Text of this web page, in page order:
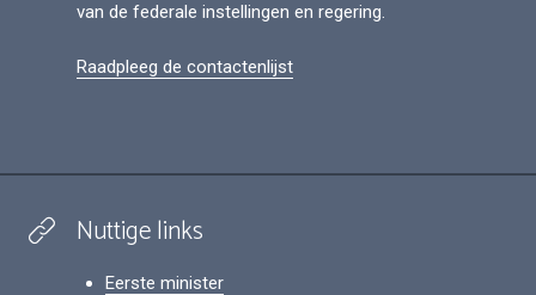
van de federale instellingen en regering.
Raadpleeg de contactenlijst
Nuttige links
Eerste minister